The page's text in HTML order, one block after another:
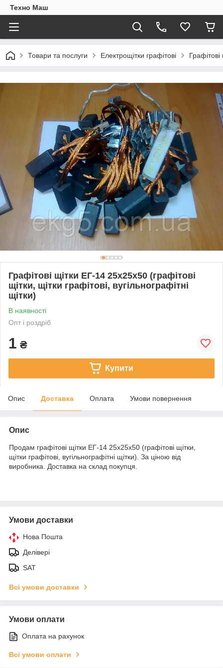
Техно Маш
Товари та послуги Електрощітки графітові
Графітові щітки ЕГ-14 25х25х50 (графітові
щітки, щітки графітові, вугільнографітні
щітки)
В наявності
Опт і роздріб
1 ₴
Купити
Опис Доставка Оплата Умови повернення
Опис
Продам графітові щітки ЕГ-14 25х25х50 (графітові щітки,
щітки графітові, вугільнографітні щітки). За ціною від
виробника. Доставка на склад покупця.
Умови доставки
Нова Пошта
Делівері
SAT
Всі умови доставки
Умови оплати
Оплата на рахунок
Всі умови оплати